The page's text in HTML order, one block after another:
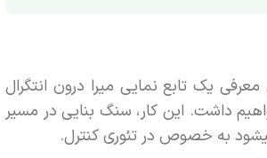
معرفی یک تابع نمایی میرا درون انتگرال
داشت. این کار، سنگ بنایی در مسیر